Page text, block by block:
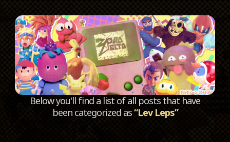
Below you'll find a list of all posts that have
been categorized as“Lev Leps”